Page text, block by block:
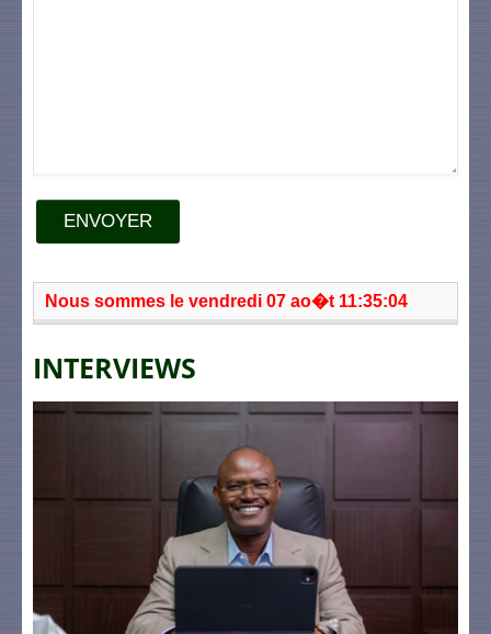
ENVOYER
Nous sommes le vendredi 07 ao�t 11:35:04
INTERVIEWS